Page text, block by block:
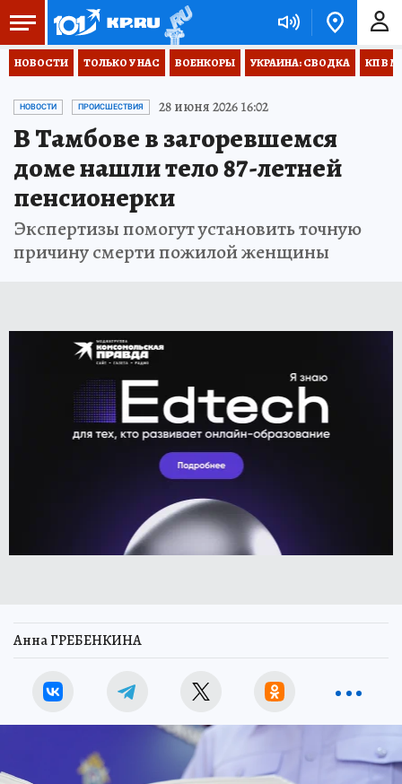
НОВОСТИ ТОЛЬКО У НАС ВОЕНКОРЫ УКРАИНА: СВОДКА КП В
НОВОСТИ ПРОИСШЕСТВИЯ 28 июня 2026 16:02
В Тамбове в загоревшемся
доме нашли тело 87-летней
пенсионерки
Экспертизы помогут установить точную
причину смерти пожилой женщины
Анна ГРЕБЕНКИНА